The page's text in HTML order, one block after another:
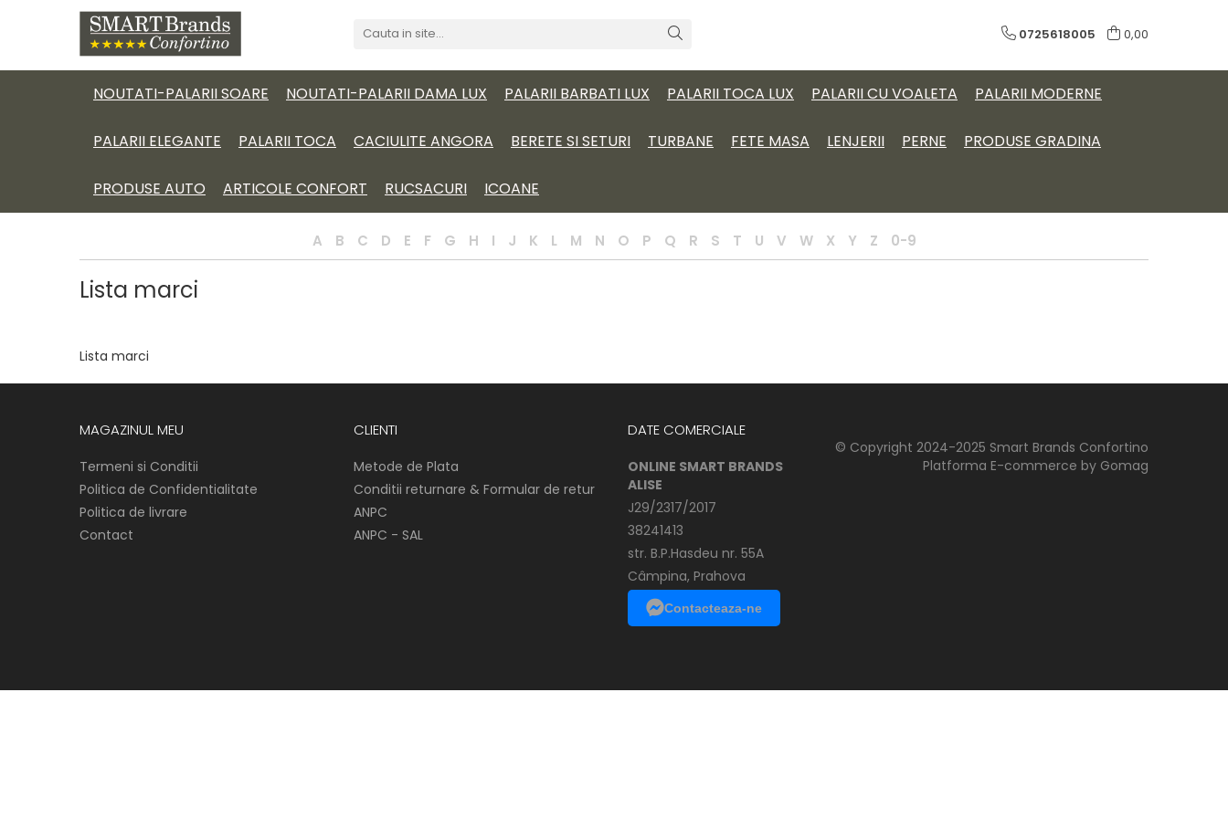
0725618005 0,00
NOUTATI-PALARII SOARE NOUTATI-PALARII DAMA LUX PALARII BARBATI LUX PALARII TOCA LUX PALARII CU VOALETA PALARII MODERNE
PALARII ELEGANTE PALARII TOCA CACIULITE ANGORA BERETE SI SETURI TURBANE FETE MASA LENJERII PERNE PRODUSE GRADINA
PRODUSE AUTO ARTICOLE CONFORT RUCSACURI ICOANE
A B C D E F G H I J K L M N O P Q R S T U V W X Y Z 0-9
Lista marci
Lista marci
MAGAZINUL MEU
Termeni si Conditii
Politica de Confidentialitate
Politica de livrare
Contact
CLIENTI
Metode de Plata
Conditii returnare & Formular de retur
ANPC
ANPC - SAL
DATE COMERCIALE
ONLINE SMART BRANDS
ALISE
J29/2317/2017
38241413
str. B.P.Hasdeu nr. 55A
Câmpina, Prahova
Contacteaza-ne
© Copyright 2024-2025 Smart Brands Confortino
Platforma E-commerce by Gomag